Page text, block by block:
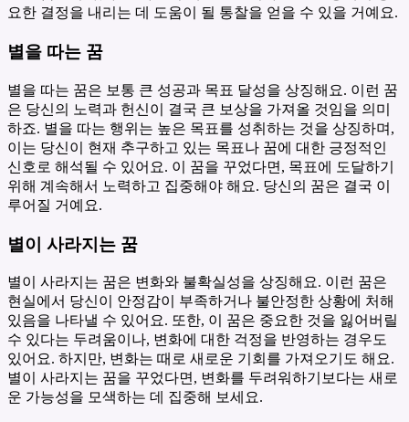
요한 결정을 내리는 데 도움이 될 통찰을 얻을 수 있을 거예요.
별을 따는 꿈
별을 따는 꿈은 보통 큰 성공과 목표 달성을 상징해요. 이런 꿈
은 당신의 노력과 헌신이 결국 큰 보상을 가져올 것임을 의미
하죠. 별을 따는 행위는 높은 목표를 성취하는 것을 상징하며,
이는 당신이 현재 추구하고 있는 목표나 꿈에 대한 긍정적인
신호로 해석될 수 있어요. 이 꿈을 꾸었다면, 목표에 도달하기
위해 계속해서 노력하고 집중해야 해요. 당신의 꿈은 결국 이
루어질 거예요.
별이 사라지는 꿈
별이 사라지는 꿈은 변화와 불확실성을 상징해요. 이런 꿈은
현실에서 당신이 안정감이 부족하거나 불안정한 상황에 처해
있음을 나타낼 수 있어요. 또한, 이 꿈은 중요한 것을 잃어버릴
수 있다는 두려움이나, 변화에 대한 걱정을 반영하는 경우도
있어요. 하지만, 변화는 때로 새로운 기회를 가져오기도 해요.
별이 사라지는 꿈을 꾸었다면, 변화를 두려워하기보다는 새로
운 가능성을 모색하는 데 집중해 보세요.